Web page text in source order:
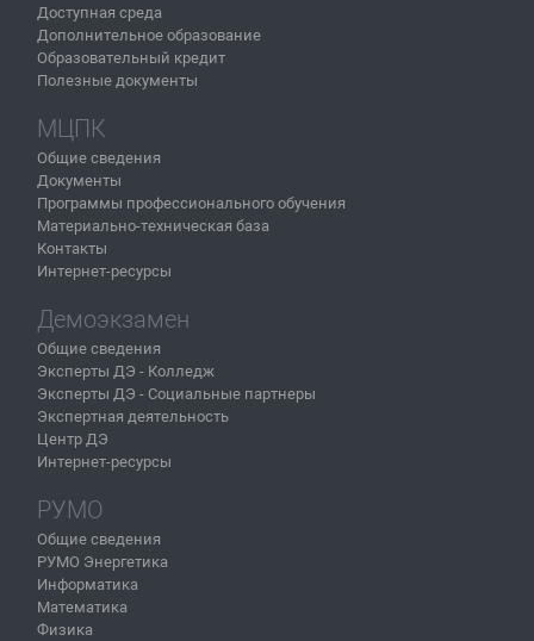
Доступная среда
Дополнительное образование
Образовательный кредит
Полезные документы
МЦПК
Общие сведения
Документы
Программы профессионального обучения
Материально-техническая база
Контакты
Интернет-ресурсы
Демоэкзамен
Общие сведения
Эксперты ДЭ - Колледж
Эксперты ДЭ - Социальные партнеры
Экспертная деятельность
Центр ДЭ
Интернет-ресурсы
РУМО
Общие сведения
РУМО Энергетика
Информатика
Математика
Физика